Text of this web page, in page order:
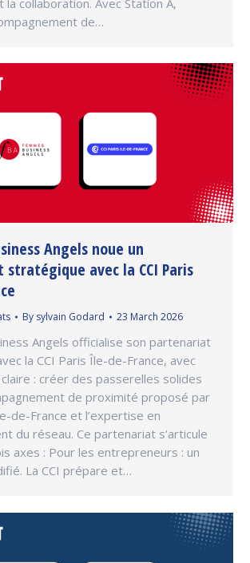
la collaboration. Avec Station A,
de…
Angels noue un
avec la CCI Paris
By sylvain Godard 23 March 2026
Angels officialise son partenariat
la CCI Paris Île-de-France, avec
: créer des passerelles solides
de proximité proposé par
de-France et l’expertise en
du réseau. Ce partenariat s’articule
axes : Pour les entrepreneurs : un
La CCI prépare et…